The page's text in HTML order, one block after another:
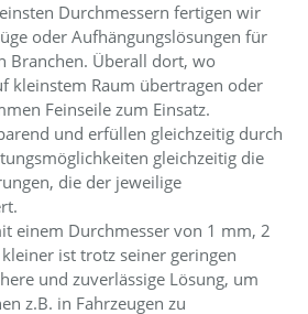
Durchmessern fertigen wir
oder Aufhängungslösungen für
Branchen. Überall dort, wo
kleinstem Raum übertragen oder
Feinseile zum Einsatz.
und erfüllen gleichzeitig durch
gleichzeitig die
die der jeweilige
einem Durchmesser von 1 mm, 2
ist trotz seiner geringen
und zuverlässige Lösung, um
z.B. in Fahrzeugen zu